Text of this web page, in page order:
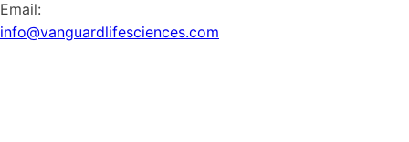
Email:
info@vanguardlifesciences.com